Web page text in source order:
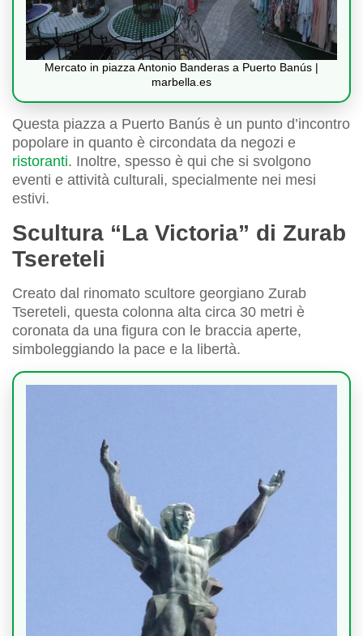
Mercato in piazza Antonio Banderas a Puerto Banús |
marbella.es
Questa piazza a Puerto Banús è un punto d’incontro
popolare in quanto è circondata da negozi e
ristoranti. Inoltre, spesso è qui che si svolgono
eventi e attività culturali, specialmente nei mesi
estivi.
Scultura “La Victoria” di Zurab
Tsereteli
Creato dal rinomato scultore georgiano Zurab
Tsereteli, questa colonna alta circa 30 metri è
coronata da una figura con le braccia aperte,
simboleggiando la pace e la libertà.